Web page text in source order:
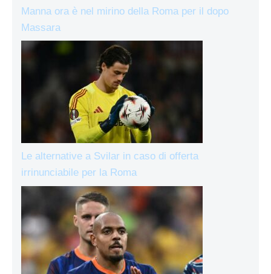
Manna ora è nel mirino della Roma per il dopo
Massara
Le alternative a Svilar in caso di offerta
irrinunciabile per la Roma